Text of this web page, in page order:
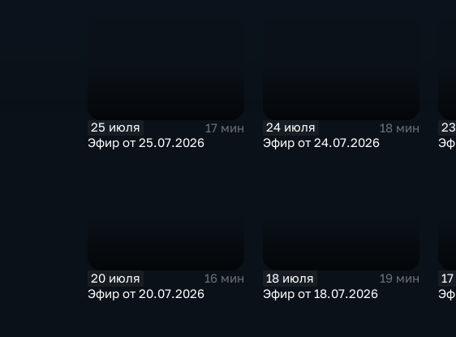
25 июля
17 мин
Эфир от 25.07.2026
24 июля
18 мин
Эфир от 24.07.2026
20 июля
16 мин
Эфир от 20.07.2026
18 июля
19 мин
Эфир от 18.07.2026